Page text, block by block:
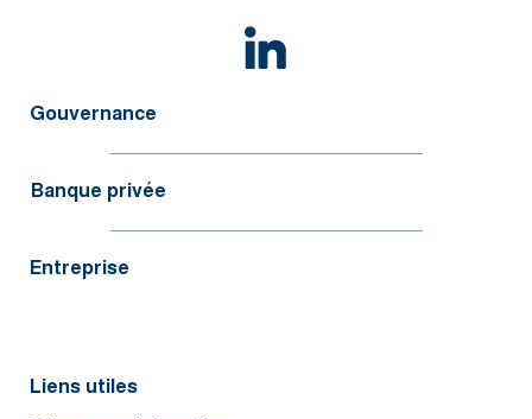
Gouvernance
Banque privée
Entreprise
Liens utiles